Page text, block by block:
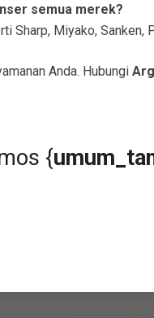
semua merek?
Sharp, Miyako, Sanken,
Anda. Hubungi
{